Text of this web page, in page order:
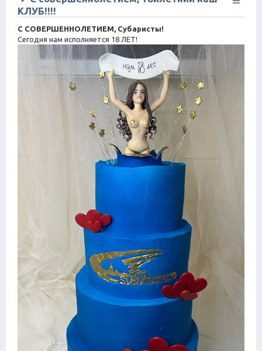
КЛУБ!!!!
С СОВЕРШЕННОЛЕТИЕМ, Субаристы!
Сегодня нам исполняется 18 ЛЕТ!